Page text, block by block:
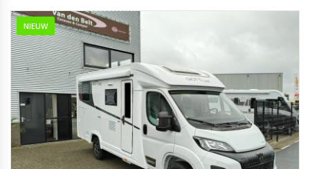
NIEUW